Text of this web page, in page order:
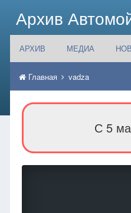
Архив
АРХИВ МЕДИА
Главная vadza
С 5